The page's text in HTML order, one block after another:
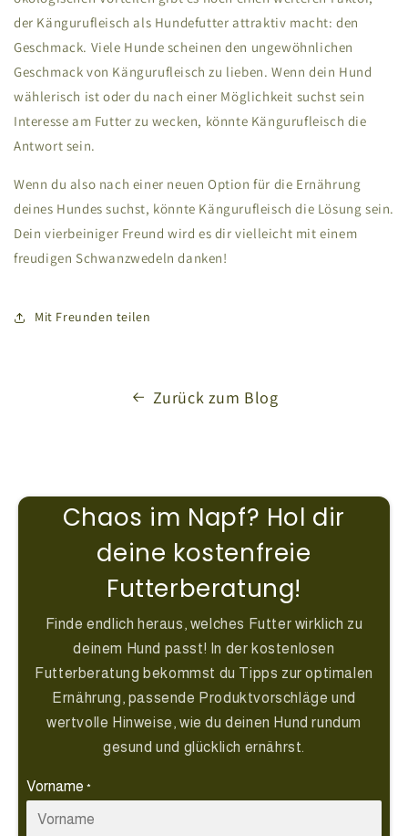
der Kängurufleisch als Hundefutter attraktiv macht: den
Geschmack. Viele Hunde scheinen den ungewöhnlichen
Geschmack von Kängurufleisch zu lieben. Wenn dein Hund
wählerisch ist oder du nach einer Möglichkeit suchst sein
Interesse am Futter zu wecken, könnte Kängurufleisch die
Antwort sein.
Wenn du also nach einer neuen Option für die Ernährung
deines Hundes suchst, könnte Kängurufleisch die Lösung sein.
Dein vierbeiniger Freund wird es dir vielleicht mit einem
freudigen Schwanzwedeln danken!
Mit Freunden teilen
Zurück zum Blog
Chaos im Napf? Hol dir
deine kostenfreie
Futterberatung!
Finde endlich heraus, welches Futter wirklich zu
deinem Hund passt! In der kostenlosen
Futterberatung bekommst du Tipps zur optimalen
Ernährung, passende Produktvorschläge und
wertvolle Hinweise, wie du deinen Hund rundum
gesund und glücklich ernährst.
Vorname *